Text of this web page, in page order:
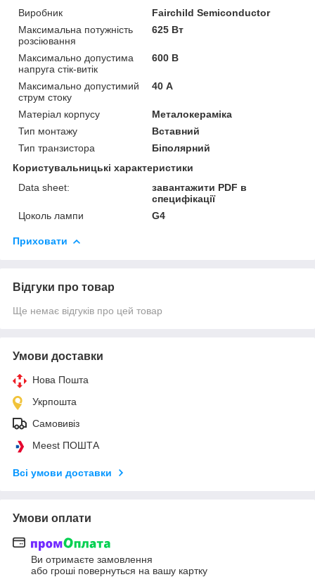
Виробник
Fairchild Semiconductor
Максимальна потужність
розсіювання
625 Вт
Максимально допустима
напруга стік-витік
600 В
Максимально допустимий
струм стоку
40 А
Матеріал корпусу
Металокераміка
Тип монтажу
Вставний
Тип транзистора
Біполярний
Користувальницькі характеристики
Data sheet:
завантажити PDF в
специфікації
Цоколь лампи
G4
Приховати
Відгуки про товар
Ще немає відгуків про цей товар
Умови доставки
Нова Пошта
Укрпошта
Самовивіз
Meest ПОШТА
Всі умови доставки
Умови оплати
Ви отримаєте замовлення
або гроші повернуться на вашу картку